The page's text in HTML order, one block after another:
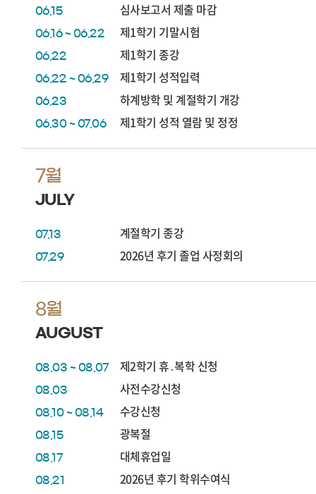
06.15 심사보고서 제출 마감
06.16 ~ 06.22 제1학기 기말시험
06.22 제1학기 종강
06.22 ~ 06.29 제1학기 성적입력
06.23 하계방학 및 계절학기 개강
06.30 ~ 07.06 제1학기 성적 열람 및 정정
7월
JULY
07.13 계절학기 종강
07.29 2026년 후기 졸업 사정회의
8월
AUGUST
08.03 ~ 08.07 제2학기 휴․복학 신청
08.03 사전수강신청
08.10 ~ 08.14 수강신청
08.15 광복절
08.17 대체휴업일
08.21 2026년 후기 학위수여식